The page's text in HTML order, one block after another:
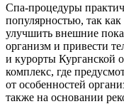
Спа-процедуры
популярностью, так
улучшить внешние
организм и привести
и курорты Курганской
комплекс, где
от особенностей
также на основании